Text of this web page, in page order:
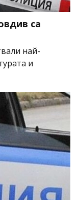
са
най-
и